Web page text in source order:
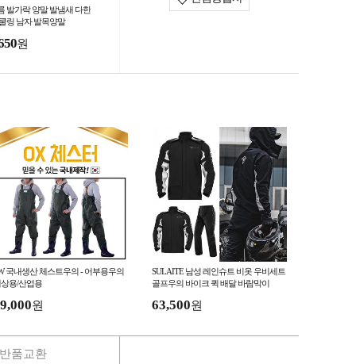
발가락 양말 발냄새 다한
링 남자 발목양말
원
국내생산 체스트우의 - 어부용우의
용/산업용
원
SULAITE 남성 레인슈트 비옷 우비세트
골프우의 바이크 퀵 배달 바람막이
63,500원
반품교환